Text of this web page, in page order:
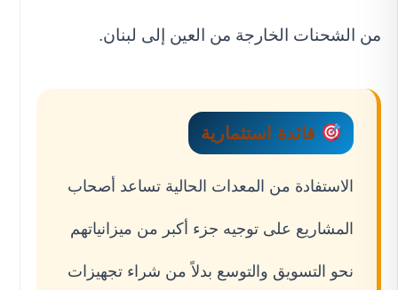
من الشحنات الخارجة من العين إلى لبنان.
فائدة استثمارية
الاستفادة من المعدات الحالية تساعد أصحاب
المشاريع على توجيه جزء أكبر من ميزانياتهم
نحو التسويق والتوسع بدلاً من شراء تجهيزات